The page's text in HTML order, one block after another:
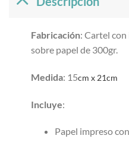
Fabricación: Cartel
sobre papel de 300gr.
Medida: 15cm x 21cm
Incluye:
Papel impreso